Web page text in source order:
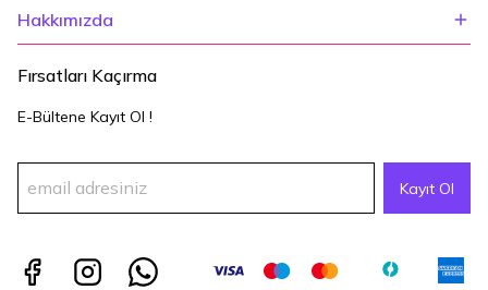
Hakkımızda
Fırsatları Kaçırma
E-Bültene Kayıt Ol !
Kayıt Ol